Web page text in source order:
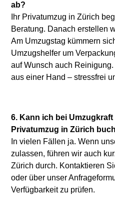
ab?
Ihr Privatumzug in Zürich
Beratung. Danach erstellen
Am Umzugstag kümmern
Umzugshelfer um
auf Wunsch auch
aus einer Hand – stressfrei
6. Kann ich bei
Privatumzug in Zürich
In vielen Fällen ja. Wenn
zulassen, führen wir auch
Zürich durch. Kontaktieren
oder über unser
Verfügbarkeit zu prüfen.